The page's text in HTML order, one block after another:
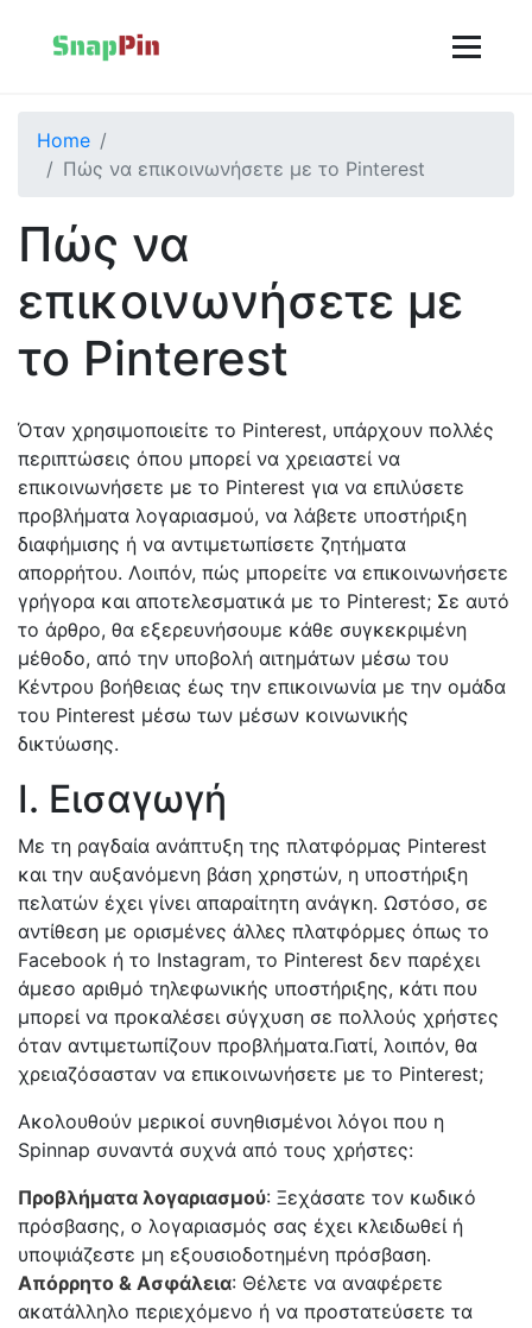
Home
Πώς να επικοινωνήσετε με το Pinterest
Πώς να
επικοινωνήσετε με
το Pinterest
Όταν χρησιμοποιείτε το Pinterest, υπάρχουν πολλές
περιπτώσεις όπου μπορεί να χρειαστεί να
επικοινωνήσετε με το Pinterest για να επιλύσετε
προβλήματα λογαριασμού, να λάβετε υποστήριξη
διαφήμισης ή να αντιμετωπίσετε ζητήματα
απορρήτου. Λοιπόν, πώς μπορείτε να επικοινωνήσετε
γρήγορα και αποτελεσματικά με το Pinterest; Σε αυτό
το άρθρο, θα εξερευνήσουμε κάθε συγκεκριμένη
μέθοδο, από την υποβολή αιτημάτων μέσω του
Κέντρου βοήθειας έως την επικοινωνία με την ομάδα
του Pinterest μέσω των μέσων κοινωνικής
δικτύωσης.
I. Εισαγωγή
Με τη ραγδαία ανάπτυξη της πλατφόρμας Pinterest
και την αυξανόμενη βάση χρηστών, η υποστήριξη
πελατών έχει γίνει απαραίτητη ανάγκη. Ωστόσο, σε
αντίθεση με ορισμένες άλλες πλατφόρμες όπως το
Facebook ή το Instagram, το Pinterest δεν παρέχει
άμεσο αριθμό τηλεφωνικής υποστήριξης, κάτι που
μπορεί να προκαλέσει σύγχυση σε πολλούς χρήστες
όταν αντιμετωπίζουν προβλήματα.Γιατί, λοιπόν, θα
χρειαζόσασταν να επικοινωνήσετε με το Pinterest;
Ακολουθούν μερικοί συνηθισμένοι λόγοι που η
Spinnap συναντά συχνά από τους χρήστες:
Προβλήματα λογαριασμού: Ξεχάσατε τον κωδικό
πρόσβασης, ο λογαριασμός σας έχει κλειδωθεί ή
υποψιάζεστε μη εξουσιοδοτημένη πρόσβαση.
Απόρρητο & Ασφάλεια: Θέλετε να αναφέρετε
ακατάλληλο περιεχόμενο ή να προστατεύσετε τα